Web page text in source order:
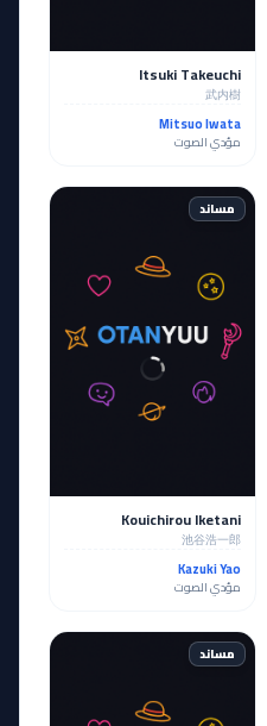
Itsuki Takeuchi
武内樹
Mitsuo Iwata
مؤدي الصوت
مساند
Kouichirou Iketani
池谷浩一郎
Kazuki Yao
مؤدي الصوت
مساند